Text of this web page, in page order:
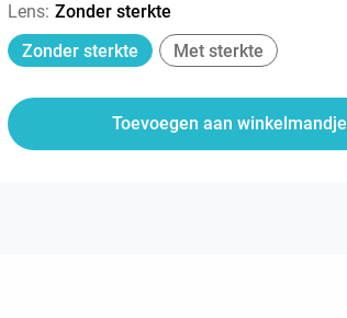
Lens: Zonder sterkte
Zonder sterkte
Met sterkte
Toevoegen aan winkelmandje